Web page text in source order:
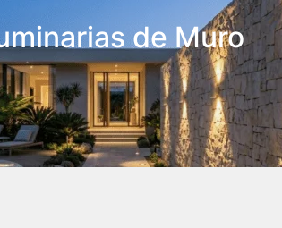
de Muro
de luz hacia arriba, hacia abajo o en
un ritmo visual que resalta la
la construcción.